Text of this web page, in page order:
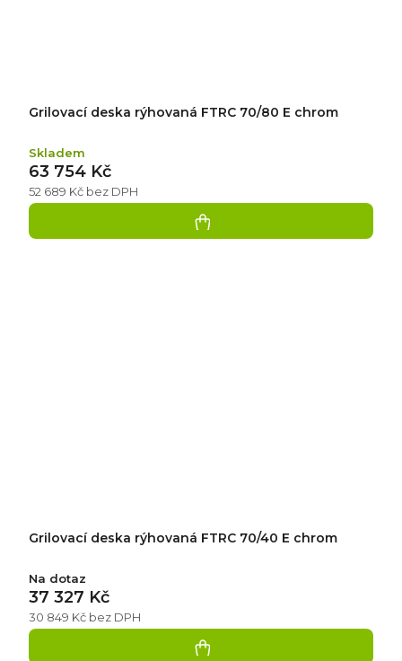
Grilovací deska rýhovaná FTRC 70/80 E chrom
Skladem
52 689 Kč bez DPH
63 754 Kč
Grilovací deska rýhovaná FTRC 70/40 E chrom
Na dotaz
30 849 Kč bez DPH
37 327 Kč